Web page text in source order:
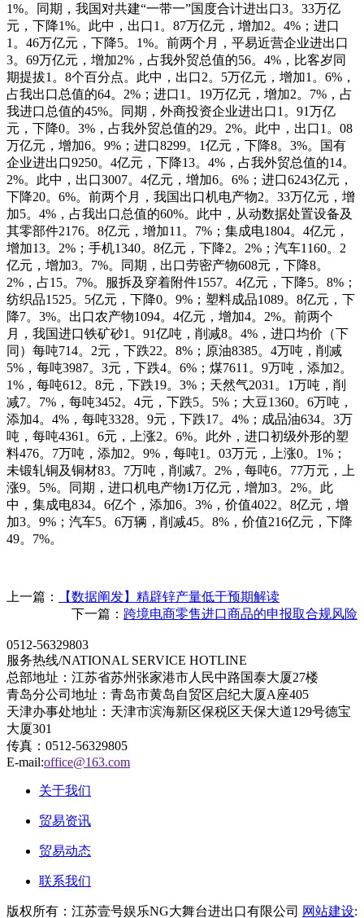
1%。同期，我国对共建“一带一”国度合计进出口3。33万亿
元，下降1%。此中，出口1。87万亿元，增加2。4%；进口
1。46万亿元，下降5。1%。前两个月，平易近营企业进出口
3。69万亿元，增加2%，占我外贸总值的56。4%，比客岁同
期提拔1。8个百分点。此中，出口2。5万亿元，增加1。6%，
占我出口总值的64。2%；进口1。19万亿元，增加2。7%，占
我进口总值的45%。同期，外商投资企业进出口1。91万亿
元，下降0。3%，占我外贸总值的29。2%。此中，出口1。08
万亿元，增加6。9%；进口8299。1亿元，下降8。3%。国有
企业进出口9250。4亿元，下降13。4%，占我外贸总值的14。
2%。此中，出口3007。4亿元，增加6。6%；进口6243亿元，
下降20。6%。前两个月，我国出口机电产物2。33万亿元，增
加5。4%，占我出口总值的60%。此中，从动数据处置设备及
其零部件2176。8亿元，增加11。7%；集成电1804。4亿元，
增加13。2%；手机1340。8亿元，下降2。2%；汽车1160。2
亿元，增加3。7%。同期，出口劳密产物608元，下降8。
2%，占15。7%。服拆及穿着附件1557。4亿元，下降5。8%；
纺织品1525。5亿元，下降0。9%；塑料成品1089。8亿元，下
降7。3%。出口农产物1094。4亿元，增加4。2%。前两个
月，我国进口铁矿砂1。91亿吨，削减8。4%，进口均价（下
同）每吨714。2元，下跌22。8%；原油8385。4万吨，削减
5%，每吨3987。3元，下跌4。6%；煤7611。9万吨，添加2。
1%，每吨612。8元，下跌19。3%；天然气2031。1万吨，削
减7。7%，每吨3452。4元，下跌5。5%；大豆1360。6万吨，
添加4。4%，每吨3328。9元，下跌17。4%；成品油634。3万
吨，每吨4361。6元，上涨2。6%。此外，进口初级外形的塑
料476。7万吨，添加2。9%，每吨1。03万元，上涨0。1%；
未锻轧铜及铜材83。7万吨，削减7。2%，每吨6。77万元，上
涨9。5%。同期，进口机电产物1万亿元，增加3。2%。此
中，集成电834。6亿个，添加6。3%，价值4022。8亿元，增
加3。9%；汽车5。6万辆，削减45。8%，价值216亿元，下降
49。7%。
上一篇：
【数据阐发】精辟锌产量低于预期解读
下一篇： 跨境电商零售进口商品的申报取合规风险
0512-56329803
服务热线/NATIONAL SERVICE HOTLINE
总部地址：江苏省苏州张家港市人民中路国泰大厦27楼
青岛分公司地址：青岛市黄岛自贸区启纪大厦A座405
天津办事处地址：天津市滨海新区保税区天保大道129号德宝
大厦301
传真：0512-56329805
E-mail:office@163.com
关于我们
贸易资讯
贸易动态
联系我们
版权所有：江苏壹号娱乐NG大舞台进出口有限公司 网站建设: